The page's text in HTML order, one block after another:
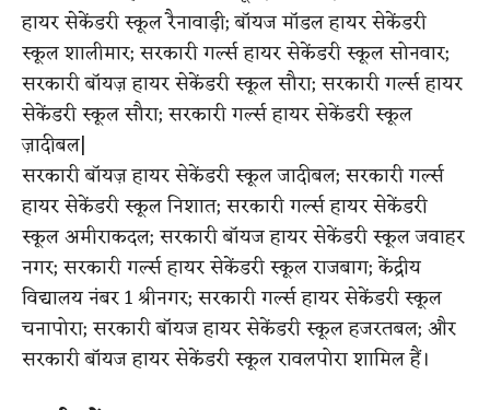
हायर सेकेंडरी स्कूल रैनावाड़ी; बॉयज मॉडल हायर सेकेंडरी
स्कूल शालीमार; सरकारी गर्ल्स हायर सेकेंडरी स्कूल सोनवार;
सरकारी बॉयज़ हायर सेकेंडरी स्कूल सौरा; सरकारी गर्ल्स हायर
सेकेंडरी स्कूल सौरा; सरकारी गर्ल्स हायर सेकेंडरी स्कूल
ज़ादीबल|
सरकारी बॉयज़ हायर सेकेंडरी स्कूल जादीबल; सरकारी गर्ल्स
हायर सेकेंडरी स्कूल निशात; सरकारी गर्ल्स हायर सेकेंडरी
स्कूल अमीराकदल; सरकारी बॉयज हायर सेकेंडरी स्कूल जवाहर
नगर; सरकारी गर्ल्स हायर सेकेंडरी स्कूल राजबाग; केंद्रीय
विद्यालय नंबर 1 श्रीनगर; सरकारी गर्ल्स हायर सेकेंडरी स्कूल
चनापोरा; सरकारी बॉयज हायर सेकेंडरी स्कूल हजरतबल; और
सरकारी बॉयज हायर सेकेंडरी स्कूल रावलपोरा शामिल हैं।